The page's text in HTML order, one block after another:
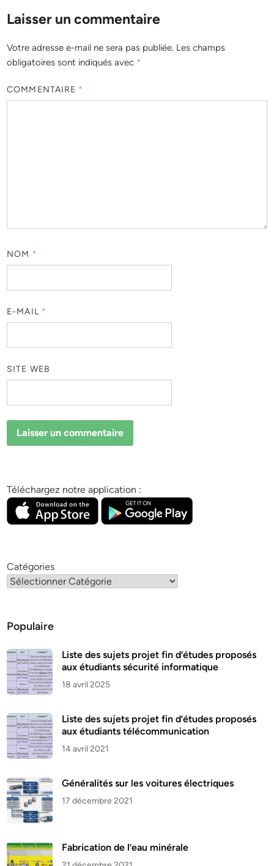
Laisser un commentaire
Votre adresse e-mail ne sera pas publiée. Les champs
obligatoires sont indiqués avec *
COMMENTAIRE *
NOM *
E-MAIL *
SITE WEB
Téléchargez notre application :
Catégories
Populaire
Liste des sujets projet fin d’études proposés
aux étudiants sécurité informatique
18 avril 2025
Liste des sujets projet fin d’études proposés
aux étudiants télécommunication
14 avril 2021
Généralités sur les voitures électriques
17 décembre 2021
Fabrication de l’eau minérale